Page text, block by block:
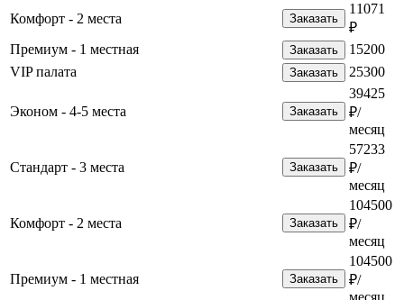
Комфорт - 2 места
Заказать
11071
₽
Премиум - 1 местная
Заказать
15200
VIP палата
Заказать 25300
Эконом - 4-5 места Заказать
39425
₽/
месяц
Стандарт - 3 места Заказать
57233
₽/
месяц
Комфорт - 2 места Заказать
104500
₽/
месяц
Премиум - 1 местная Заказать
104500
₽/